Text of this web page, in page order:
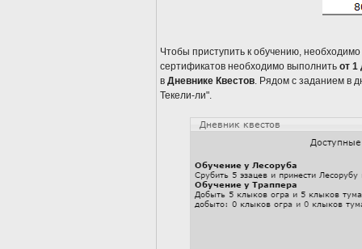
Чтобы приступить к обучению,
сертификатов необходимо выполнить от 1
в Дневнике Квестов. Рядом с заданием в
Текели-ли".